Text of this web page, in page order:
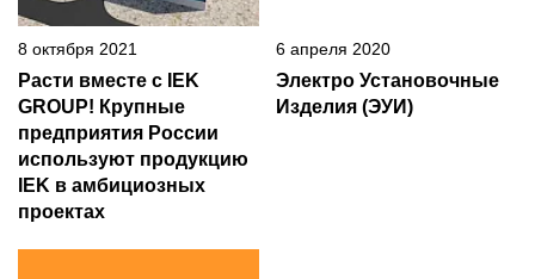
8 октября 2021
Расти вместе с IEK
GROUP! Крупные
предприятия России
используют продукцию
IEK в амбициозных
проектах
6 апреля 2020
Электро Установочные
Изделия (ЭУИ)